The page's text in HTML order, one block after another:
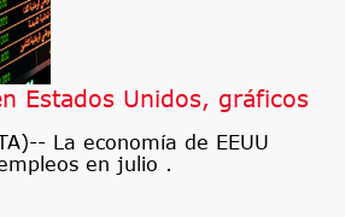
Estados Unidos, gráficos
La economía de EEUU
en julio .